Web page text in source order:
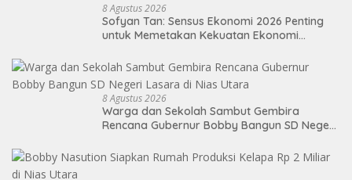
8 Agustus 2026
Sofyan Tan: Sensus Ekonomi 2026 Penting
untuk Memetakan Kekuatan Ekonomi
8 Agustus 2026
Warga dan Sekolah Sambut Gembira
Rencana Gubernur Bobby Bangun SD Negeri